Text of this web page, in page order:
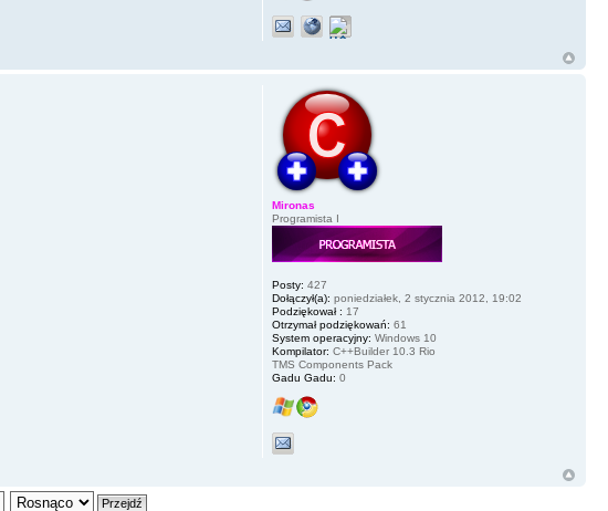
Mironas
Programista I
Posty: 427
Dołączył(a): poniedziałek, 2 stycznia 2012, 19:02
Podziękował : 17
Otrzymał podziękowań: 61
System operacyjny: Windows 10
Kompilator: C++Builder 10.3 Rio
TMS Components Pack
Gadu Gadu: 0